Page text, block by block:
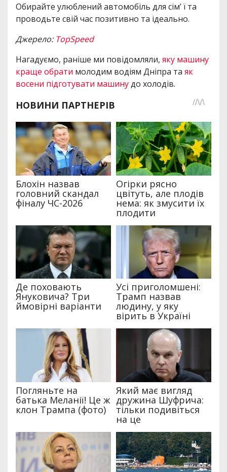
Обирайте улюблений автомобіль для сім’ ї та
проводьте свій час позитивно та ідеально.
Джерело:TopSpeed
Нагадуємо, раніше ми повідомляли, яку машину
краще обрати молодим водіям Дніпра та як
восени підготувати машинудо холодів.